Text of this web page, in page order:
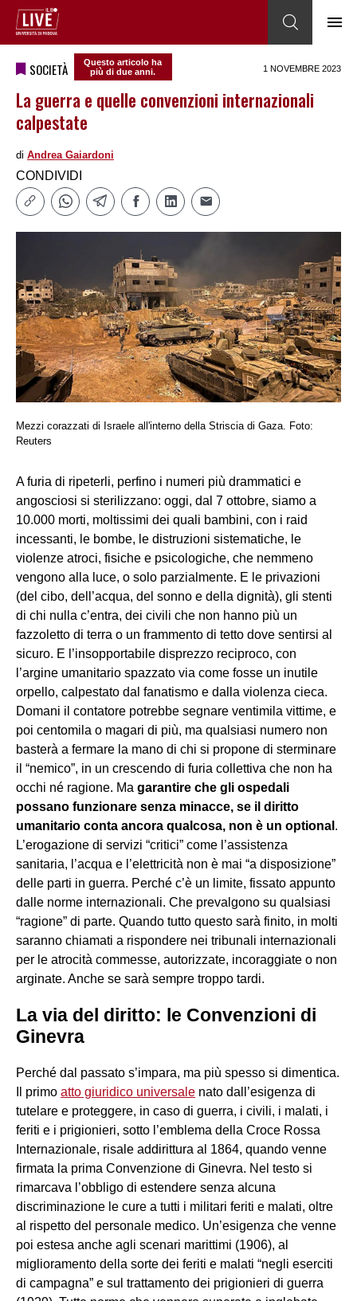
SOCIETÀ
Questo articolo ha
più di due anni.
1 NOVEMBRE 2023
La guerra e quelle convenzioni internazionali
calpestate
di Andrea Gaiardoni
CONDIVIDI
Mezzi corazzati di Israele all'interno della Striscia di Gaza. Foto:
Reuters
A furia di ripeterli, perfino i numeri più drammatici e
angosciosi si sterilizzano: oggi, dal 7 ottobre, siamo a
10.000 morti, moltissimi dei quali bambini, con i raid
incessanti, le bombe, le distruzioni sistematiche, le
violenze atroci, fisiche e psicologiche, che nemmeno
vengono alla luce, o solo parzialmente. E le privazioni
(del cibo, dell’acqua, del sonno e della dignità), gli stenti
di chi nulla c’entra, dei civili che non hanno più un
fazzoletto di terra o un frammento di tetto dove sentirsi al
sicuro. E l’insopportabile disprezzo reciproco, con
l’argine umanitario spazzato via come fosse un inutile
orpello, calpestato dal fanatismo e dalla violenza cieca.
Domani il contatore potrebbe segnare ventimila vittime, e
poi centomila o magari di più, ma qualsiasi numero non
basterà a fermare la mano di chi si propone di sterminare
il “nemico”, in un crescendo di furia collettiva che non ha
occhi né ragione. Ma garantire che gli ospedali
possano funzionare senza minacce, se il diritto
umanitario conta ancora qualcosa, non è un optional .
L’erogazione di servizi “critici” come l’assistenza
sanitaria, l’acqua e l’elettricità non è mai “a disposizione”
delle parti in guerra. Perché c’è un limite, fissato appunto
dalle norme internazionali. Che prevalgono su qualsiasi
“ragione” di parte. Quando tutto questo sarà finito, in molti
saranno chiamati a rispondere nei tribunali internazionali
per le atrocità commesse, autorizzate, incoraggiate o non
arginate. Anche se sarà sempre troppo tardi.
La via del diritto: le Convenzioni di
Ginevra
Perché dal passato s’impara, ma più spesso si dimentica.
Il primo atto giuridico universale nato dall’esigenza di
tutelare e proteggere, in caso di guerra, i civili, i malati, i
feriti e i prigionieri, sotto l’emblema della Croce Rossa
Internazionale, risale addirittura al 1864, quando venne
firmata la prima Convenzione di Ginevra. Nel testo si
rimarcava l’obbligo di estendere senza alcuna
discriminazione le cure a tutti i militari feriti e malati, oltre
al rispetto del personale medico. Un’esigenza che venne
poi estesa anche agli scenari marittimi (1906), al
miglioramento della sorte dei feriti e malati “negli eserciti
di campagna” e sul trattamento dei prigionieri di guerra